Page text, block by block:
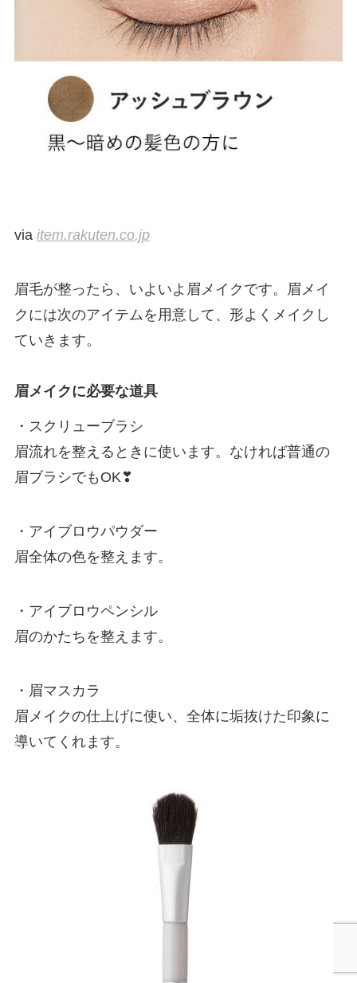
via item.rakuten.co.jp
眉毛が整ったら、いよいよ眉メイクです。眉メイ
クには次のアイテムを用意して、形よくメイクし
ていきます。
眉メイクに必要な道具
・スクリューブラシ
眉流れを整えるときに使います。なければ普通の
眉ブラシでもOK❣
・アイブロウパウダー
眉全体の色を整えます。
・アイブロウペンシル
眉のかたちを整えます。
・眉マスカラ
眉メイクの仕上げに使い、全体に垢抜けた印象に
導いてくれます。